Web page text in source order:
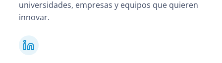
universidades, empresas y equipos que quieren
innovar.